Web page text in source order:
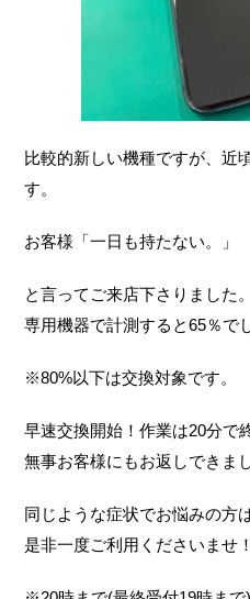
比較的新しい機種ですが、近
す。
お客様「一日も持たない。」
と言ってご来店下さりました。
専用機器で計測すると65％で
※80%以下は交換対象です。
早速交換開始！作業は20分で
無事お客様にもお返しできま
同じような症状でお悩みの方は
是非一度ご利用くださいませ！